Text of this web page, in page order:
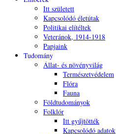
Itt született
Kapcsolódó életútak
Politikai elítéltek
Veteránok, 1914-1918
Papjaink
Tudomány
Állat- és növényvilág
Természetvédelem
Flóra
Fauna
Földtudományok
Folklór
Itt gyűjtötték
Kapcsolódó adatok